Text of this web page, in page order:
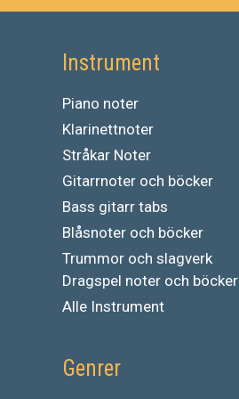
Instrument
Piano noter
Klarinettnoter
Stråkar Noter
Gitarrnoter och böcker
Bass gitarr tabs
Blåsnoter och böcker
Trummor och slagverk
Dragspel noter och böcker
Alle Instrument
Genrer